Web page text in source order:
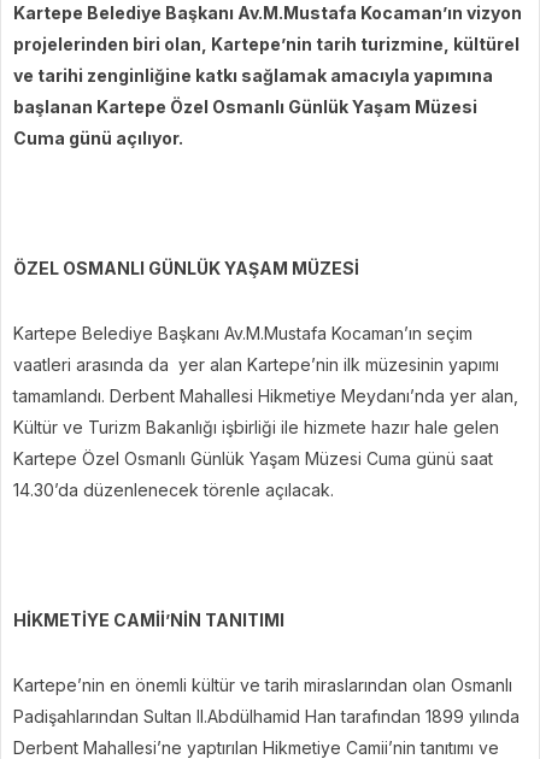
Kartepe Belediye Başkanı Av.M.Mustafa Kocaman’ın vizyon
projelerinden biri olan, Kartepe’nin tarih turizmine, kültürel
ve tarihi zenginliğine katkı sağlamak amacıyla yapımına
başlanan Kartepe Özel Osmanlı Günlük Yaşam Müzesi
Cuma günü açılıyor.
ÖZEL OSMANLI GÜNLÜK YAŞAM MÜZESİ
Kartepe Belediye Başkanı Av.M.Mustafa Kocaman’ın seçim
vaatleri arasında da yer alan Kartepe’nin ilk müzesinin yapımı
tamamlandı. Derbent Mahallesi Hikmetiye Meydanı’nda yer alan,
Kültür ve Turizm Bakanlığı işbirliği ile hizmete hazır hale gelen
Kartepe Özel Osmanlı Günlük Yaşam Müzesi Cuma günü saat
14.30’da düzenlenecek törenle açılacak.
HİKMETİYE CAMİİ’NİN TANITIMI
Kartepe’nin en önemli kültür ve tarih miraslarından olan Osmanlı
Padişahlarından Sultan II.Abdülhamid Han tarafından 1899 yılında
Derbent Mahallesi’ne yaptırılan Hikmetiye Camii’nin tanıtımı ve